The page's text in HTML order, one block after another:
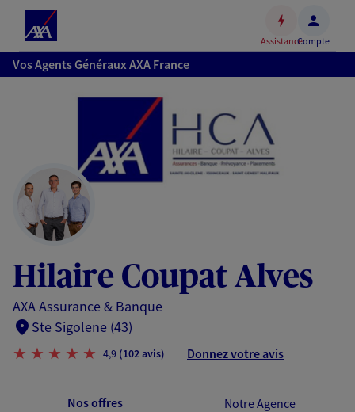
Accéder
au
Accéder
au
pied
AssistanceCompte
Vos Agents Généraux AXA France
Hilaire Coupat Alves
AXA Assurance & Banque
Ste Sigolene (43)
4,9 (102 avis) Donnez votre avis
Nos offres Notre Agence